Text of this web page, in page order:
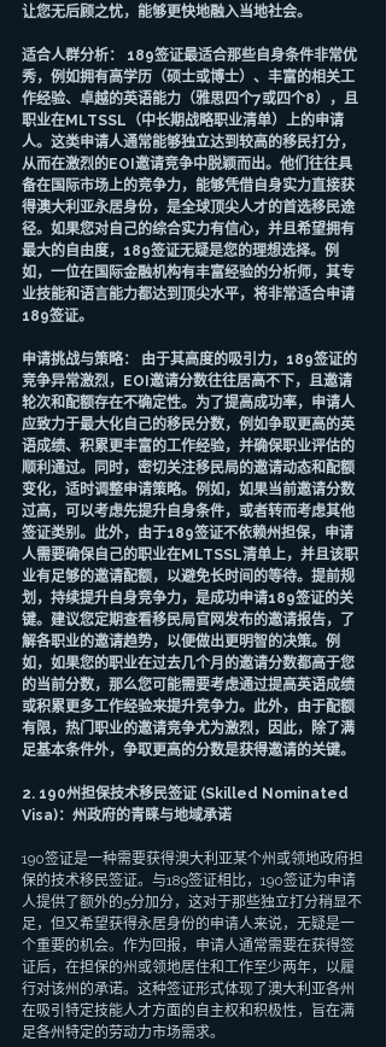
让您无后顾之忧，能够更快地融入当地社会。
适合人群分析： 189签证最适合那些自身条件非常优
秀，例如拥有高学历（硕士或博士）、丰富的相关工
作经验、卓越的英语能力（雅思四个7或四个8），且
职业在MLTSSL（中长期战略职业清单）上的申请
人。这类申请人通常能够独立达到较高的移民打分，
从而在激烈的EOI邀请竞争中脱颖而出。他们往往具
备在国际市场上的竞争力，能够凭借自身实力直接获
得澳大利亚永居身份，是全球顶尖人才的首选移民途
径。如果您对自己的综合实力有信心，并且希望拥有
最大的自由度，189签证无疑是您的理想选择。例
如，一位在国际金融机构有丰富经验的分析师，其专
业技能和语言能力都达到顶尖水平，将非常适合申请
189签证。
申请挑战与策略： 由于其高度的吸引力，189签证的
竞争异常激烈，EOI邀请分数往往居高不下，且邀请
轮次和配额存在不确定性。为了提高成功率，申请人
应致力于最大化自己的移民分数，例如争取更高的英
语成绩、积累更丰富的工作经验，并确保职业评估的
顺利通过。同时，密切关注移民局的邀请动态和配额
变化，适时调整申请策略。例如，如果当前邀请分数
过高，可以考虑先提升自身条件，或者转而考虑其他
签证类别。此外，由于189签证不依赖州担保，申请
人需要确保自己的职业在MLTSSL清单上，并且该职
业有足够的邀请配额，以避免长时间的等待。提前规
划，持续提升自身竞争力，是成功申请189签证的关
键。建议您定期查看移民局官网发布的邀请报告，了
解各职业的邀请趋势，以便做出更明智的决策。例
如，如果您的职业在过去几个月的邀请分数都高于您
的当前分数，那么您可能需要考虑通过提高英语成绩
或积累更多工作经验来提升竞争力。此外，由于配额
有限，热门职业的邀请竞争尤为激烈，因此，除了满
足基本条件外，争取更高的分数是获得邀请的关键。
2. 190州担保技术移民签证 (Skilled Nominated
Visa)：州政府的青睐与地域承诺
190签证是一种需要获得澳大利亚某个州或领地政府担
保的技术移民签证。与189签证相比，190签证为申请
人提供了额外的5分加分，这对于那些独立打分稍显不
足，但又希望获得永居身份的申请人来说，无疑是一
个重要的机会。作为回报，申请人通常需要在获得签
证后，在担保的州或领地居住和工作至少两年，以履
行对该州的承诺。这种签证形式体现了澳大利亚各州
在吸引特定技能人才方面的自主权和积极性，旨在满
足各州特定的劳动力市场需求。